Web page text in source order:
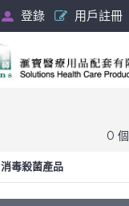
登錄 用戶註冊
0
消毒殺菌產品